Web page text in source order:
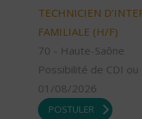
TECHNICIEN
FAMILIALE (H/F)
70 - Haute-Saône
Possibilité de CDI ou
01/08/2026
POSTULER